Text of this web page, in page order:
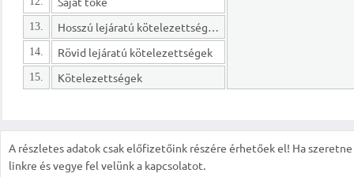
13. Hosszú lejáratú kötelezettségek
14. Rövid lejáratú kötelezettségek
15. Kötelezettségek
A részletes adatok csak előfizetőink részére érhetőek el! Ha
linkre és vegye fel velünk a kapcsolatot.